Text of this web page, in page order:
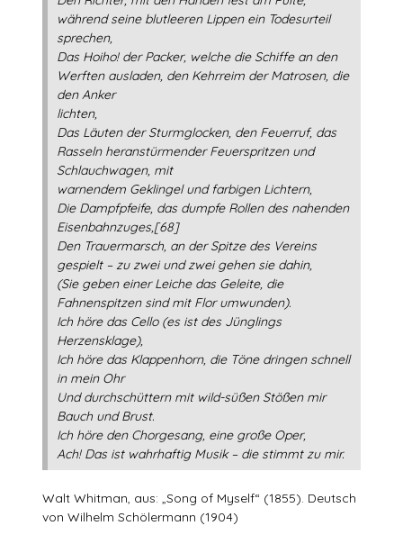
während seine blutleeren Lippen ein Todesurteil
sprechen,
Das Hoiho! der Packer, welche die Schiffe an den
Werften ausladen, den Kehrreim der Matrosen, die
den Anker
lichten,
Das Läuten der Sturmglocken, den Feuerruf, das
Rasseln heranstürmender Feuerspritzen und
Schlauchwagen, mit
warnendem Geklingel und farbigen Lichtern,
Die Dampfpfeife, das dumpfe Rollen des nahenden
Eisenbahnzuges,[68]
Den Trauermarsch, an der Spitze des Vereins
gespielt – zu zwei und zwei gehen sie dahin,
(Sie geben einer Leiche das Geleite, die
Fahnenspitzen sind mit Flor umwunden).
Ich höre das Cello (es ist des Jünglings
Herzensklage),
Ich höre das Klappenhorn, die Töne dringen schnell
in mein Ohr
Und durchschüttern mit wild-süßen Stößen mir
Bauch und Brust.
Ich höre den Chorgesang, eine große Oper,
Ach! Das ist wahrhaftig Musik – die stimmt zu mir.
Walt Whitman, aus: „Song of Myself“ (1855). Deutsch
von Wilhelm Schölermann (1904)